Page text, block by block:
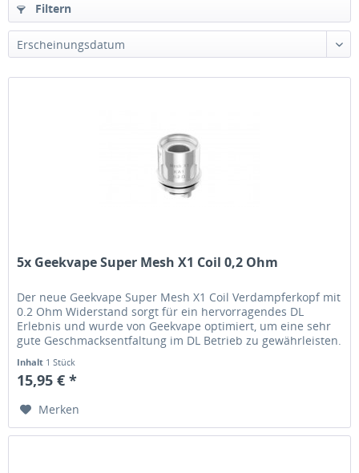
Filtern
5x Geekvape Super Mesh X1 Coil 0,2 Ohm
Der neue Geekvape Super Mesh X1 Coil Verdampferkopf mit
0.2 Ohm Widerstand sorgt für ein hervorragendes DL
Erlebnis und wurde von Geekvape optimiert, um eine sehr
gute Geschmacksentfaltung im DL Betrieb zu gewährleisten.
Der vom...
Inhalt 1 Stück
15,95 € *
Merken